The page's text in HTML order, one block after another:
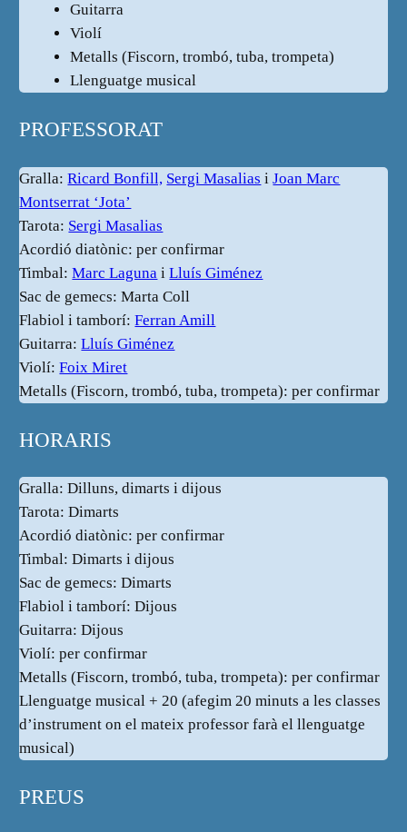
Guitarra
Violí
Metalls (Fiscorn, trombó, tuba, trompeta)
Llenguatge musical
PROFESSORAT
Gralla:Ricard Bonfill, Sergi Masalias iJoan Marc
Montserrat ‘Jota’
Tarota: Sergi Masalias
Acordió diatònic: per confirmar
Timbal:Marc Laguna iLluís Giménez
Sac de gemecs: Marta Coll
Flabiol i tamborí:Ferran Amill
Guitarra:Lluís Giménez
Violí:Foix Miret
Metalls (Fiscorn, trombó, tuba, trompeta): per confirmar
HORARIS
Gralla: Dilluns, dimarts i dijous
Tarota: Dimarts
Acordió diatònic: per confirmar
Timbal: Dimarts i dijous
Sac de gemecs: Dimarts
Flabiol i tamborí: Dijous
Guitarra: Dijous
Violí: per confirmar
Metalls (Fiscorn, trombó, tuba, trompeta): per confirmar
Llenguatge musical + 20 (afegim 20 minuts a les classes
d’instrument on el mateix professor farà el llenguatge
musical)
PREUS